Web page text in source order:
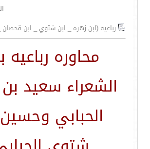
رباعيه (ابن زهره _ ابن شتوي _ ابن
محاوره رباعيه
الشعراء سعيد
الحبابي